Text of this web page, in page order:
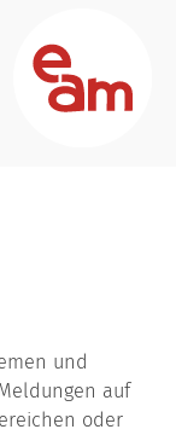
und
auf
oder